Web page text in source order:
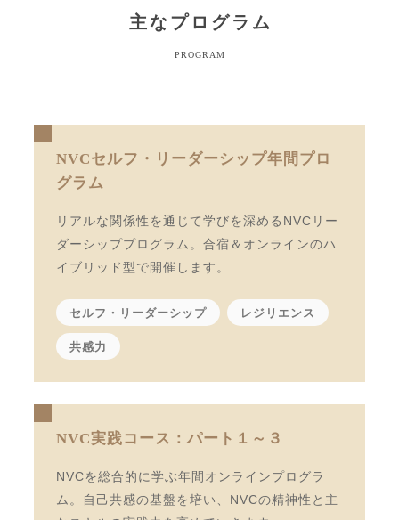
主なプログラム
PROGRAM
NVCセルフ・リーダーシップ年間プロ
グラム
リアルな関係性を通じて学びを深めるNVCリー
ダーシッププログラム。合宿＆オンラインのハ
イブリッド型で開催します。
セルフ・リーダーシップ レジリエンス
共感力
NVC実践コース：パート１～３
NVCを総合的に学ぶ年間オンラインプログラ
ム。自己共感の基盤を培い、NVCの精神性と主